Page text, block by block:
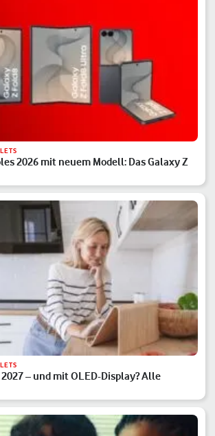
2026 mit neuem Modell: Das Galaxy Z
– und mit OLED-Display? Alle